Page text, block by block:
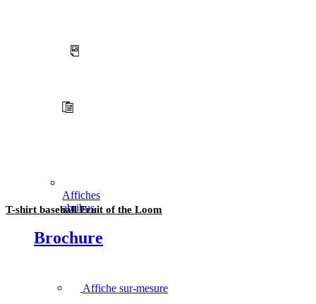
Affiches
abribus
Brochure
Affiche sur-mesure
T-shirt baseball Fruit of the Loom